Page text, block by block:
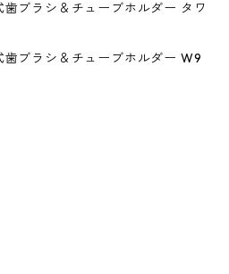
ブラシ＆チューブホルダー タワ
ブラシ＆チューブホルダー W9